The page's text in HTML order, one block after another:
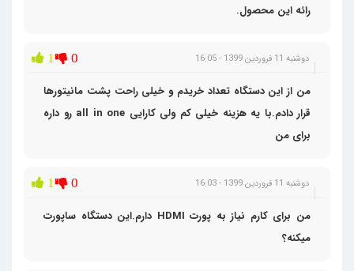
رائه این محصول.
دوشنبه 11 فروردین 1399 - 16:05 1 0
من از این دستگاه تعداد خریدم و خیلی راحت پشت مانیتورها
قرار دادم.با یه هزینه خیلی کم ولی کارایی all in one رو داره
برای من
دوشنبه 11 فروردین 1399 - 16:03 1 0
من برای کارم نیاز به پورت HDMI دارم.این دستگاه ساپورت
میکنه؟